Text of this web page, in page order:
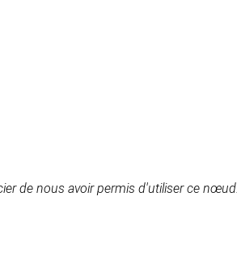
de nous avoir permis d'utiliser ce nœud.